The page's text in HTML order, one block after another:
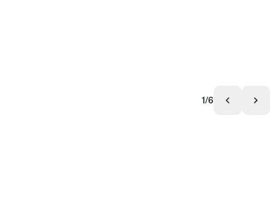
1/6